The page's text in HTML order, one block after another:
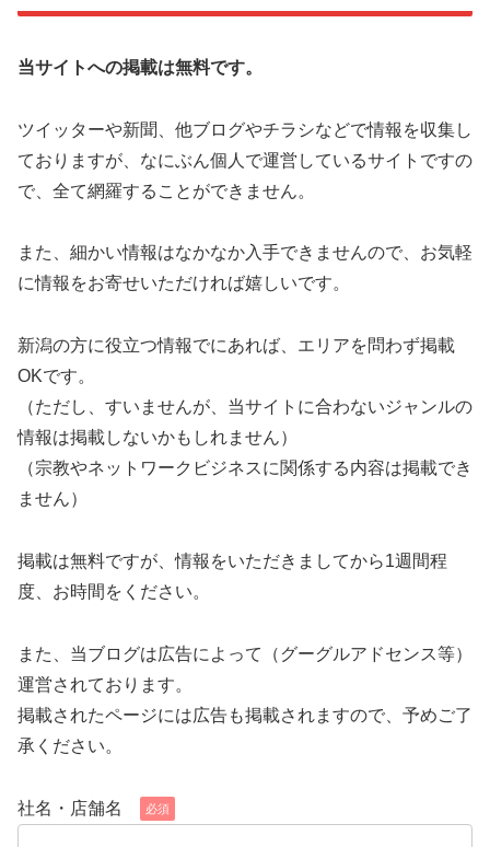
当サイトへの掲載は無料です。
ツイッターや新聞、他ブログやチラシなどで情報を収集し
ておりますが、なにぶん個人で運営しているサイトですの
で、全て網羅することができません。
また、細かい情報はなかなか入手できませんので、お気軽
に情報をお寄せいただければ嬉しいです。
新潟の方に役立つ情報でにあれば、エリアを問わず掲載
OKです。
（ただし、すいませんが、当サイトに合わないジャンルの
情報は掲載しないかもしれません）
（宗教やネットワークビジネスに関係する内容は掲載でき
ません）
掲載は無料ですが、情報をいただきましてから1週間程
度、お時間をください。
また、当ブログは広告によって（グーグルアドセンス等）
運営されております。
掲載されたページには広告も掲載されますので、予めご了
承ください。
社名・店舗名 必須